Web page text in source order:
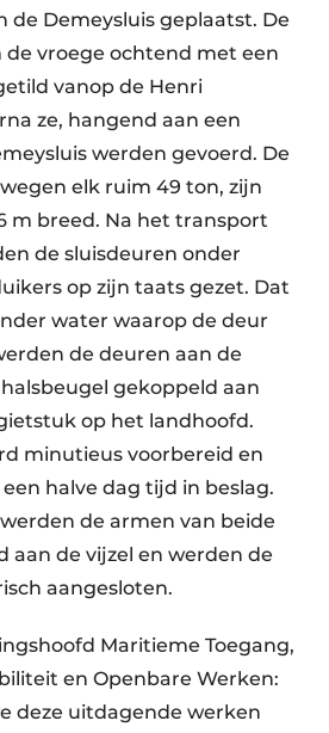
de Demeysluis geplaatst. De
vroege ochtend met een
vanop de Henri
ze, hangend aan een
werden gevoerd. De
elk ruim 49 ton, zijn
m breed. Na het transport
de sluisdeuren onder
op zijn taats gezet. Dat
water waarop de deur
de deuren aan de
gekoppeld aan
op het landhoofd.
minutieus voorbereid en
halve dag tijd in beslag.
de armen van beide
aan de vijzel en werden de
aangesloten.
Maritieme Toegang,
en Openbare Werken:
deze uitdagende werken